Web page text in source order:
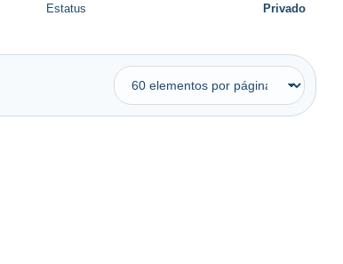
Estatus Privado